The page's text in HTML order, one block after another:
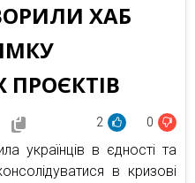
ХАБ
ПРОЄКТІВ
2 0
українців в єдності та
в кризові